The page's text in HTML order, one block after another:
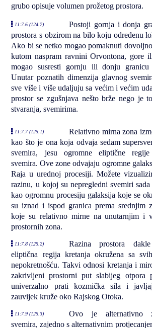
grubo opisuje volumen prožetog prostora.
11:7.6 (124.7)
Postoji gornja i donja
prostora s obzirom na bilo koju određenu
Ako bi se netko mogao pomaknuti
kutom naspram ravnini Orvontona, gore
mogao susresti gornju ili donju granicu
Unutar poznatih dimenzija glavnog
sve više i više udaljuju sa većim i većim
prostor se zgušnjava nešto brže nego je
stvaranja, svemirima.
11:7.7 (125.1)
Relativno mirna zona
kao što je ona koja odvaja sedam
svemira, jesu ogromne eliptične
svemira. Ove zone odvajaju ogromne
Raja u urednoj procesiji. Možete
razinu, u kojoj su nepregledni svemiri
kao ogromnu procesiju galaksija koje se
su iznad i ispod granica prema srednjim
koje su relativno mirne na unutarnjim i
prostornih zona.
11:7.8 (125.2)
Razina prostora
eliptična regija kretanja okružena sa
nepokretnošću. Takvi odnosi kretanja i
zakrivljeni prostorni put slabijeg otpora
univerzalno prati kozmička sila i
zauvijek kruže oko Rajskog Otoka.
11:7.9 (125.3)
Ovo je alternativno
svemira, zajedno s alternativnim